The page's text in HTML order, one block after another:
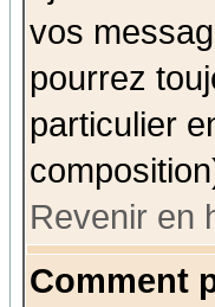
vos
pourrez
particulier
Revenir en
Comment